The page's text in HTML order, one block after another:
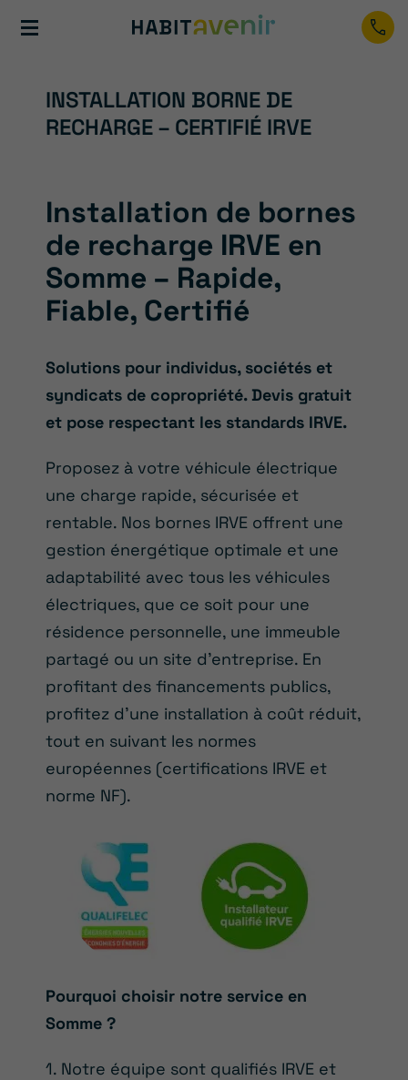
INSTALLATION BORNE DE
RECHARGE – CERTIFIÉ IRVE
Installation de bornes
de recharge IRVE en
Somme – Rapide,
Fiable, Certifié
Solutions pour individus, sociétés et
syndicats de copropriété. Devis gratuit
et pose respectant les standards IRVE.
Proposez à votre véhicule électrique
une charge rapide, sécurisée et
rentable. Nos bornes IRVE offrent une
gestion énergétique optimale et une
adaptabilité avec tous les véhicules
électriques, que ce soit pour une
résidence personnelle, une immeuble
partagé ou un site d’entreprise. En
profitant des financements publics,
profitez d’une installation à coût réduit,
tout en suivant les normes
européennes (certifications IRVE et
norme NF).
Pourquoi choisir notre service en
Somme ?
1. Notre équipe sont qualifiés IRVE et